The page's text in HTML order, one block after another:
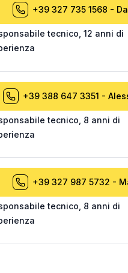
+39 327 735 1568 -
tecnico 12 anni di
+39 388 647 3351 -
tecnico 8 anni di
+39 327 987 5732 -
tecnico 8 anni di